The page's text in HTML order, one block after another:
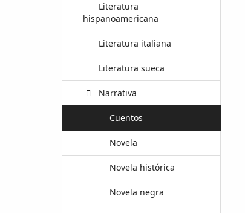
Literatura
hispanoamericana
Literatura italiana
Literatura sueca
Narrativa
Cuentos
Novela
Novela histórica
Novela negra